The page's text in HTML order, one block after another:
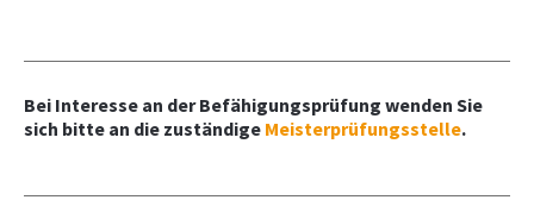
Ausschreibungsplattform
Bei Interesse an der Befähigungsprüfung wenden Sie
sich bitte an die zuständige Meisterprüfungsstelle.